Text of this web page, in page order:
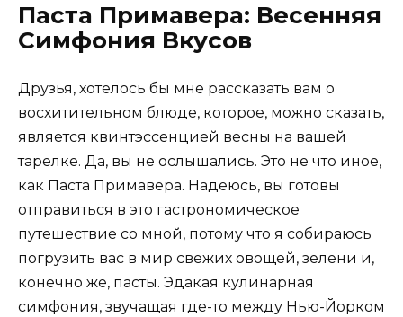
Паста Примавера: Весенняя
Симфония Вкусов
Друзья, хотелось бы мне рассказать вам о
восхитительном блюде, которое, можно сказать,
является квинтэссенцией весны на вашей
тарелке. Да, вы не ослышались. Это не что иное,
как Паста Примавера. Надеюсь, вы готовы
отправиться в это гастрономическое
путешествие со мной, потому что я собираюсь
погрузить вас в мир свежих овощей, зелени и,
конечно же, пасты. Эдакая кулинарная
симфония, звучащая где-то между Нью-Йорком